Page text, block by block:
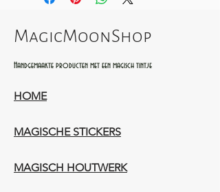
MagicMoonShop
Handgemaakte producten met een magisch tintje
HOME
MAGISCHE STICKERS
MAGISCH HOUTWERK